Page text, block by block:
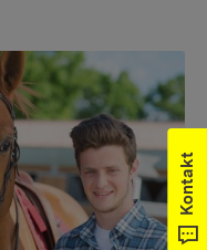
Kontakt